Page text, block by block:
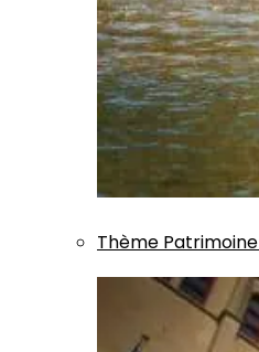
Thème Patrimoine